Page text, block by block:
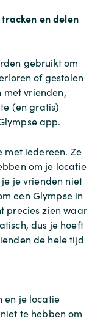
en delen
gebruikt om
of gestolen
met vrienden,
(en gratis)
app.
iedereen. Ze
om je locatie
je vrienden niet
een Glympse in
precies zien waar
dus je hoeft
de hele tijd
en je locatie
te hebben om